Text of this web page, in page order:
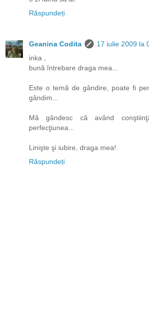
Răspundeți
Geanina Codita
17 iulie 2009 la
inka ,
bună întrebare draga mea...
Este o temă de gândire, poate fi
gândim...
Mă gândesc că având
perfecţiunea...
Linişte şi iubire, draga mea!
Răspundeți